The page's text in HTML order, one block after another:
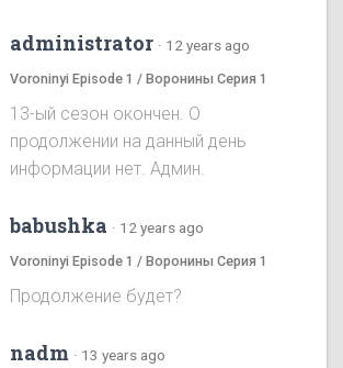
administrator · 12 years ago
Voroninyi Episode 1 / Воронины Серия 1
13-ый сезон окончен. О
продолжении на данный день
информации нет. Админ.
babushka · 12 years ago
Voroninyi Episode 1 / Воронины Серия 1
Продолжение будет?
nadm · 13 years ago